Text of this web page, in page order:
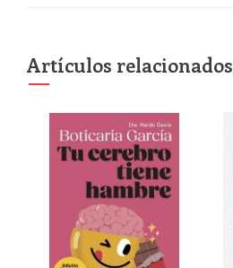
Artículos relacionados